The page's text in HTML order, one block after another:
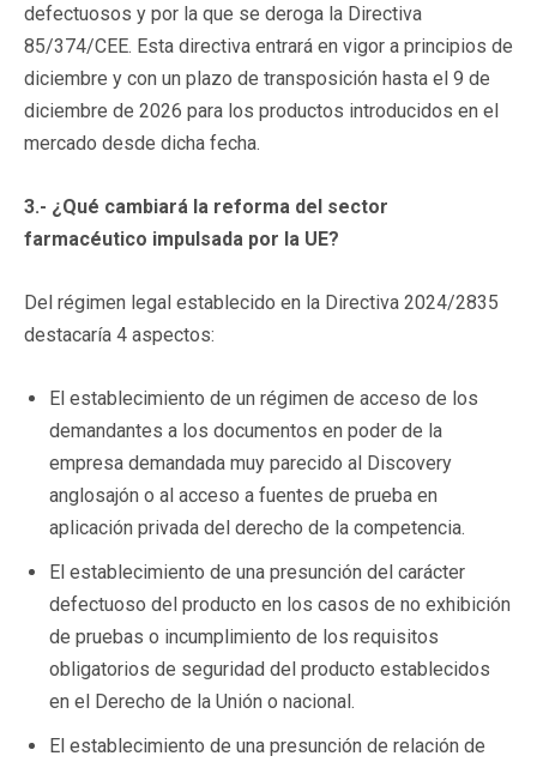
defectuosos y por la que se deroga la Directiva
85/374/CEE. Esta directiva entrará en vigor a principios de
diciembre y con un plazo de transposición hasta el 9 de
diciembre de 2026 para los productos introducidos en el
mercado desde dicha fecha.
3.- ¿Qué cambiará la reforma del sector
farmacéutico impulsada por la UE?
Del régimen legal establecido en la Directiva 2024/2835
destacaría 4 aspectos:
El establecimiento de un régimen de acceso de los
demandantes a los documentos en poder de la
empresa demandada muy parecido al Discovery
anglosajón o al acceso a fuentes de prueba en
aplicación privada del derecho de la competencia.
El establecimiento de una presunción del carácter
defectuoso del producto en los casos de no exhibición
de pruebas o incumplimiento de los requisitos
obligatorios de seguridad del producto establecidos
en el Derecho de la Unión o nacional.
El establecimiento de una presunción de relación de